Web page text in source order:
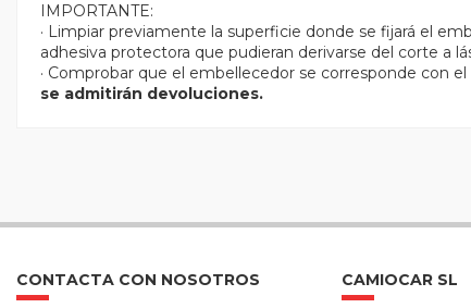
IMPORTANTE:
· Limpiar previamente la superficie donde se fijará el
adhesiva protectora que pudieran derivarse del corte a
· Comprobar que el embellecedor se corresponde con
se admitirán devoluciones.
CONTACTA CON NOSOTROS CAMIOCAR SL